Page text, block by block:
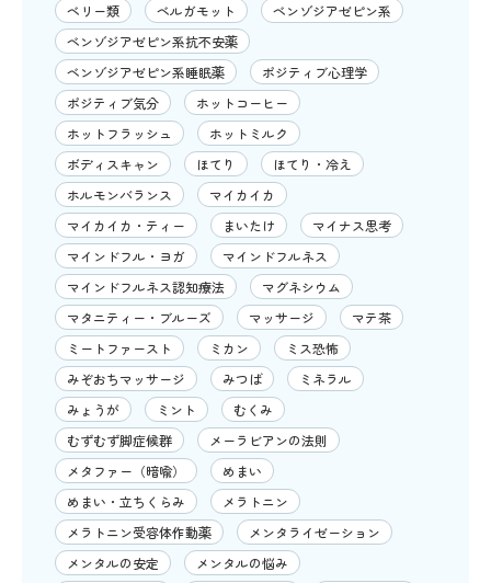
ベリー類
ベルガモット
ベンゾジアゼピン系
ベンゾジアゼピン系抗不安薬
ベンゾジアゼピン系睡眠薬
ポジティブ心理学
ポジティブ気分
ホットコーヒー
ホットフラッシュ
ホットミルク
ボディスキャン
ほてり
ほてり・冷え
ホルモンバランス
マイカイカ
マイカイカ・ティー
まいたけ
マイナス思考
マインドフル・ヨガ
マインドフルネス
マインドフルネス認知療法
マグネシウム
マタニティー・ブルーズ
マッサージ
マテ茶
ミートファースト
ミカン
ミス恐怖
みぞおちマッサージ
みつば
ミネラル
みょうが
ミント
むくみ
むずむず脚症候群
メーラビアンの法則
メタファー（暗喩）
めまい
めまい・立ちくらみ
メラトニン
メラトニン受容体作動薬
メンタライゼーション
メンタルの安定
メンタルの悩み